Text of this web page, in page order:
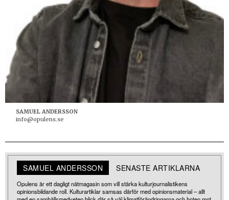
SAMUEL ANDERSSON
info@opulens.se
SAMUEL ANDERSSON SENASTE ARTIKLARNA
Opulens är ett dagligt nätmagasin som vill stärka kulturjournalistikens
opinionsbildande roll. Kulturartiklar samsas därför med opinionsmaterial – allt